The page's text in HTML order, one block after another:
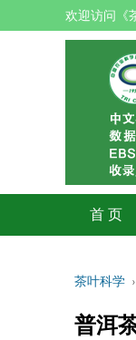
欢迎访问《
首 页
茶叶科学
普洱